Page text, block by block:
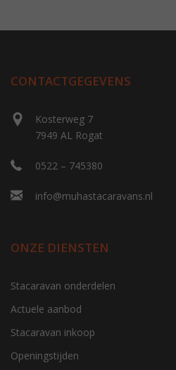
CONTACTGEGEVENS
Kosterweg 7
7949 AL Rogat
0522 – 745380
info@muhastacaravans.nl
ONZE DIENSTEN
Stacaravan onderdelen
Actuele aanbod
Stacaravan inkoop
Openingstijden